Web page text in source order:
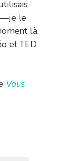
le
là,
et TED
Vous